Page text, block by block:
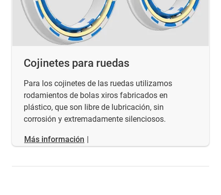
Cojinetes para ruedas
Para los cojinetes de las ruedas utilizamos
rodamientos de bolas xiros fabricados en
plástico, que son libre de lubricación, sin
corrosión y extremadamente silenciosos.
Más información